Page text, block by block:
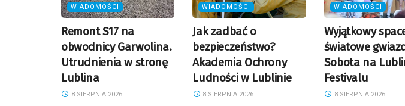
WIADOMOŚCI
Remont S17 na
obwodnicy Garwolina.
Utrudnienia w stronę
Lublina
8 SIERPNIA 2026
WIADOMOŚCI
Jak zadbać o
bezpieczeństwo?
Akademia Ochrony
Ludności w Lublinie
8 SIERPNIA 2026
WIADOMOŚCI
Wyjątkowy
światowe
Sobota na
Festivalu
8 SIERPNIA 2026